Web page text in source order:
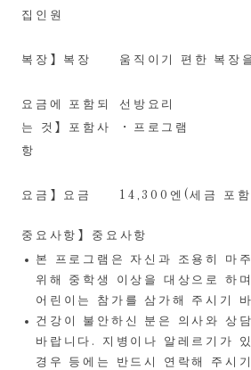
집인원
복장】복장 움직이기 편한 복장
요금에 포함되
는 것】포함사
항
선방요리
・프로그램
요금】요금 14,300엔(세금 포
중요사항】중요사항
본 프로그램은 자신과 조용히 마
위해 중학생 이상을 대상으로 하
어린이는 참가를 삼가해 주시기
건강이 불안하신 분은 의사와 상
바랍니다. 지병이나 알레르기가
경우 등에는 반드시 연락해 주시